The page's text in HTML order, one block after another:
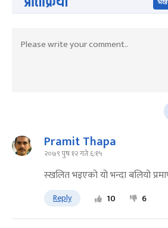
Pramit Thapa
२०७९ पुष १२ गते ६:१५
स्खलित भइएको यो भन्दा बलियो
Reply 10 6